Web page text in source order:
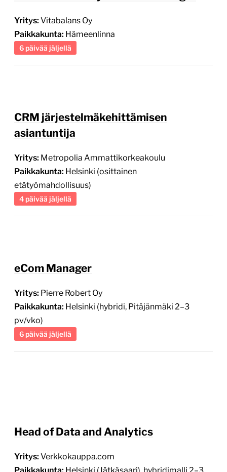
Yritys: Vitabalans Oy
Paikkakunta: Hämeenlinna
6 päivää jäljellä
CRM järjestelmäkehittämisen
asiantuntija
Yritys: Metropolia Ammattikorkeakoulu
Paikkakunta: Helsinki (osittainen
etätyömahdollisuus)
4 päivää jäljellä
eCom Manager
Yritys: Pierre Robert Oy
Paikkakunta: Helsinki (hybridi, Pitäjänmäki 2–3
pv/vko)
6 päivää jäljellä
Head of Data and Analytics
Yritys: Verkkokauppa.com